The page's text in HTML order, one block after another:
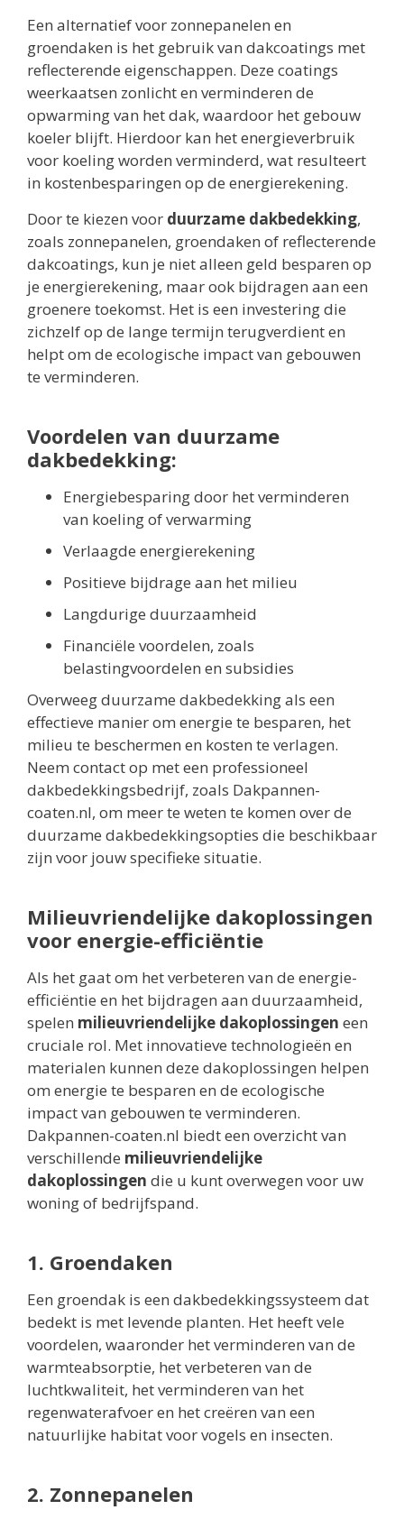
Een alternatief voor zonnepanelen en
groendaken is het gebruik van dakcoatings met
reflecterende eigenschappen. Deze coatings
weerkaatsen zonlicht en verminderen de
opwarming van het dak, waardoor het gebouw
koeler blijft. Hierdoor kan het energieverbruik
voor koeling worden verminderd, wat resulteert
in kostenbesparingen op de energierekening.
Door te kiezen voor duurzame dakbedekking,
zoals zonnepanelen, groendaken of reflecterende
dakcoatings, kun je niet alleen geld besparen op
je energierekening, maar ook bijdragen aan een
groenere toekomst. Het is een investering die
zichzelf op de lange termijn terugverdient en
helpt om de ecologische impact van gebouwen
te verminderen.
Voordelen van duurzame
dakbedekking:
Energiebesparing door het verminderen
van koeling of verwarming
Verlaagde energierekening
Positieve bijdrage aan het milieu
Langdurige duurzaamheid
Financiële voordelen, zoals
belastingvoordelen en subsidies
Overweeg duurzame dakbedekking als een
effectieve manier om energie te besparen, het
milieu te beschermen en kosten te verlagen.
Neem contact op met een professioneel
dakbedekkingsbedrijf, zoals Dakpannen-
coaten.nl, om meer te weten te komen over de
duurzame dakbedekkingsopties die beschikbaar
zijn voor jouw specifieke situatie.
Milieuvriendelijke dakoplossingen
voor energie-efficiëntie
Als het gaat om het verbeteren van de energie-
efficiëntie en het bijdragen aan duurzaamheid,
spelen milieuvriendelijke dakoplossingen een
cruciale rol. Met innovatieve technologieën en
materialen kunnen deze dakoplossingen helpen
om energie te besparen en de ecologische
impact van gebouwen te verminderen.
Dakpannen-coaten.nl biedt een overzicht van
verschillende milieuvriendelijke
dakoplossingen die u kunt overwegen voor uw
woning of bedrijfspand.
1. Groendaken
Een groendak is een dakbedekkingssysteem dat
bedekt is met levende planten. Het heeft vele
voordelen, waaronder het verminderen van de
warmteabsorptie, het verbeteren van de
luchtkwaliteit, het verminderen van het
regenwaterafvoer en het creëren van een
natuurlijke habitat voor vogels en insecten.
2. Zonnepanelen